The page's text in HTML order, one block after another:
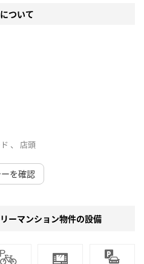
ついて
、 店頭
を確認
ーマンション物件の設備